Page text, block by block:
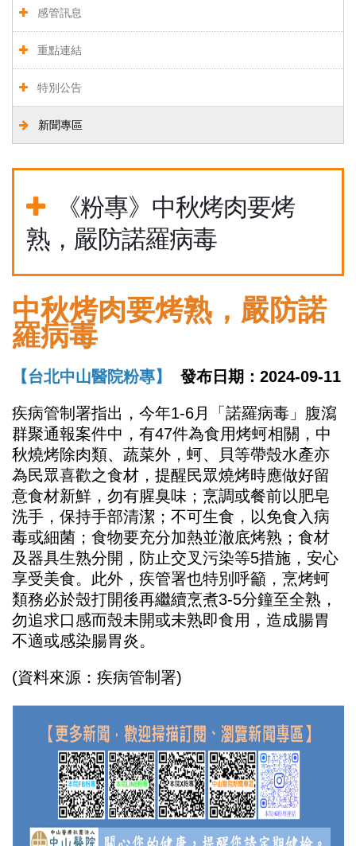
感管訊息
重點連結
特別公告
新聞專區
《粉專》中秋烤肉要烤
熟，嚴防諾羅病毒
中秋烤肉要烤熟，嚴防諾
羅病毒
【台北中山醫院粉專】 發布日期：2024-09-11
疾病管制署指出，今年1-6月「諾羅病毒」腹瀉
群聚通報案件中，有47件為食用烤蚵相關，中
秋燒烤除肉類、蔬菜外，蚵、貝等帶殼水產亦
為民眾喜歡之食材，提醒民眾燒烤時應做好留
意食材新鮮，勿有腥臭味；烹調或餐前以肥皂
洗手，保持手部清潔；不可生食，以免食入病
毒或細菌；食物要充分加熱並澈底烤熟；食材
及器具生熟分開，防止交叉污染等5措施，安心
享受美食。此外，疾管署也特別呼籲，烹烤蚵
類務必於殼打開後再繼續烹煮3-5分鐘至全熟，
勿追求口感而殼未開或未熟即食用，造成腸胃
不適或感染腸胃炎。
(資料來源：疾病管制署)